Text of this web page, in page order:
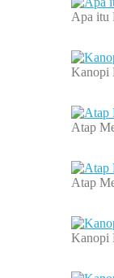
Apa itu
Kanopi
Atap
Atap
Kanopi